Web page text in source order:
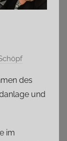
des
und
im